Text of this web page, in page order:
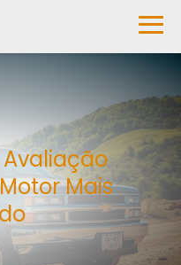
Avaliação
Mais